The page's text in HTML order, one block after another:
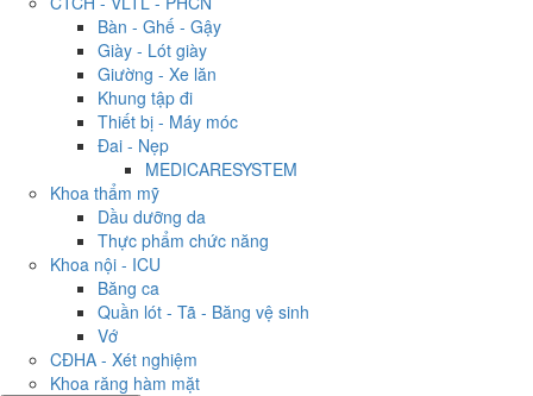
Bàn - Ghế - Gậy
Giày - Lót giày
Giường - Xe lăn
Khung tập đi
Thiết bị - Máy móc
Đai - Nẹp
MEDICARESYSTEM
Khoa thẩm mỹ
Dầu dưỡng da
Thực phẩm chức năng
Khoa nội - ICU
Băng ca
Quần lót - Tã - Băng vệ sinh
Vớ
CĐHA - Xét nghiệm
Khoa răng hàm mặt